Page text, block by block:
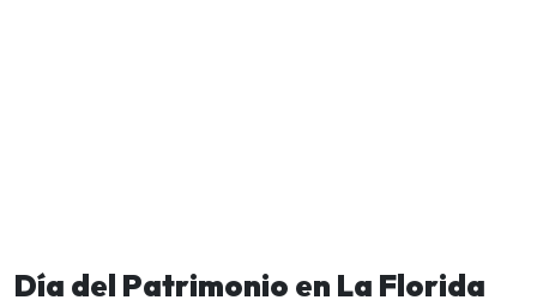
Día del Patrimonio en La Florida